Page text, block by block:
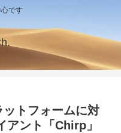
です
トフォームに対
ント「Chirp」